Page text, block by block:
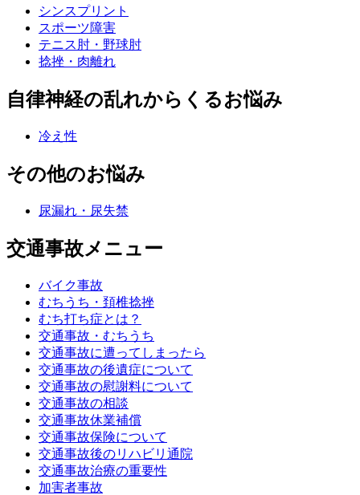
シンスプリント
スポーツ障害
テニス肘・野球肘
捻挫・肉離れ
自律神経の乱れからくるお悩み
冷え性
その他のお悩み
尿漏れ・尿失禁
交通事故メニュー
バイク事故
むちうち・頚椎捻挫
むち打ち症とは？
交通事故・むちうち
交通事故に遭ってしまったら
交通事故の後遺症について
交通事故の慰謝料について
交通事故の相談
交通事故休業補償
交通事故保険について
交通事故後のリハビリ通院
交通事故治療の重要性
加害者事故